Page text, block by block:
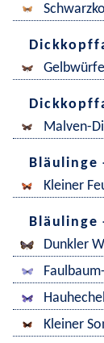
Malven-
Bläulinge
Kleiner
Bläulinge
Dunkler
Kleiner